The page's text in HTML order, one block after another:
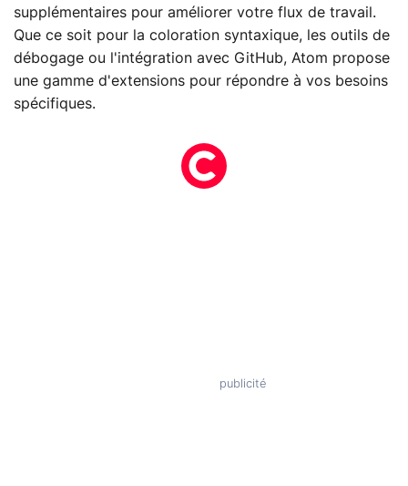
supplémentaires pour améliorer votre flux de travail.
Que ce soit pour la coloration syntaxique, les outils de
débogage ou l'intégration avec GitHub, Atom propose
une gamme d'extensions pour répondre à vos besoins
spécifiques.